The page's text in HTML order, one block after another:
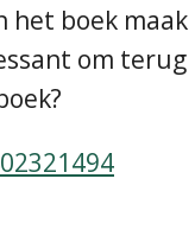
het boek maak
om terug